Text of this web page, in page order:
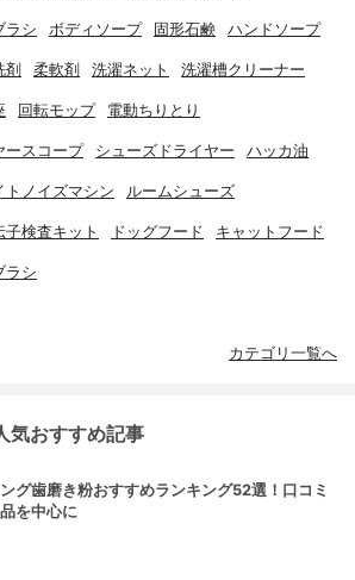
ラシ ボディソープ 固形石鹸 ハンドソープ
剤 柔軟剤 洗濯ネット 洗濯槽クリーナー
回転モップ 電動ちりとり
ースコープ シューズドライヤー ハッカ油
トノイズマシン ルームシューズ
子検査キット ドッグフード キャットフード
ラシ
カテゴリ一覧へ
気おすすめ記事
グ歯磨き粉おすすめランキング52選！口コミ
を中心に